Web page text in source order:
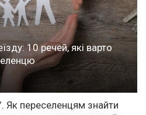
10 речей, які варто
Як переселенцям знайти